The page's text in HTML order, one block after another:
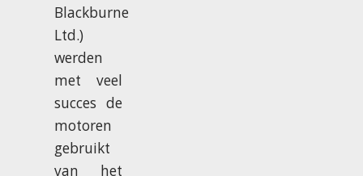
Blackburne
Ltd.)
werden
met veel
succes de
motoren
gebruikt
van het